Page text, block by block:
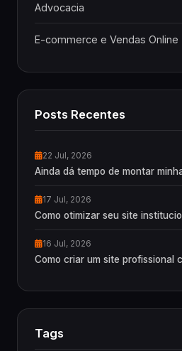
Advocacia
E-commerce e Vendas Online
Posts Recentes
22 Jul, 2026
Ainda dá tempo de montar
17 Jul, 2026
Como otimizar seu site
16 Jul, 2026
Como criar um site profissional
Tags